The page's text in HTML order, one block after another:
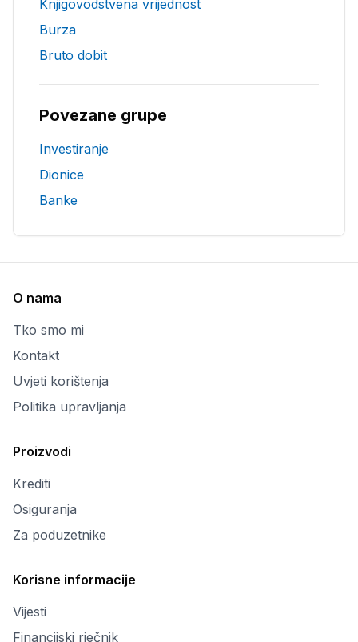
Knjigovodstvena vrijednost
Burza
Bruto dobit
Povezane grupe
Investiranje
Dionice
Banke
O nama
Tko smo mi
Kontakt
Uvjeti korištenja
Politika upravljanja
Proizvodi
Krediti
Osiguranja
Za poduzetnike
Korisne informacije
Vijesti
Financijski rječnik